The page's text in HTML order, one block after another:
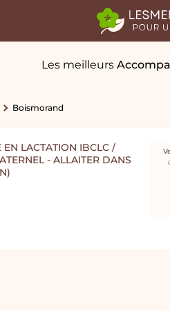
Les meilleurs
Boismorand
EN LACTATION IBCLC /
- ALLAITER DANS